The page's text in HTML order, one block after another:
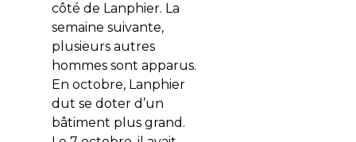
côté de Lanphier. La
semaine suivante,
plusieurs autres
hommes sont apparus.
En octobre, Lanphier
dut se doter d’un
bâtiment plus grand.